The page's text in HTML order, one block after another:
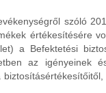
szóló
értékesítésére
a Befektetési
az igényeinek